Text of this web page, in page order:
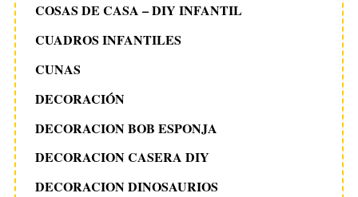
COSAS DE CASA – DIY INFANTIL
CUADROS INFANTILES
CUNAS
DECORACIÓN
DECORACION BOB ESPONJA
DECORACION CASERA DIY
DECORACION DINOSAURIOS